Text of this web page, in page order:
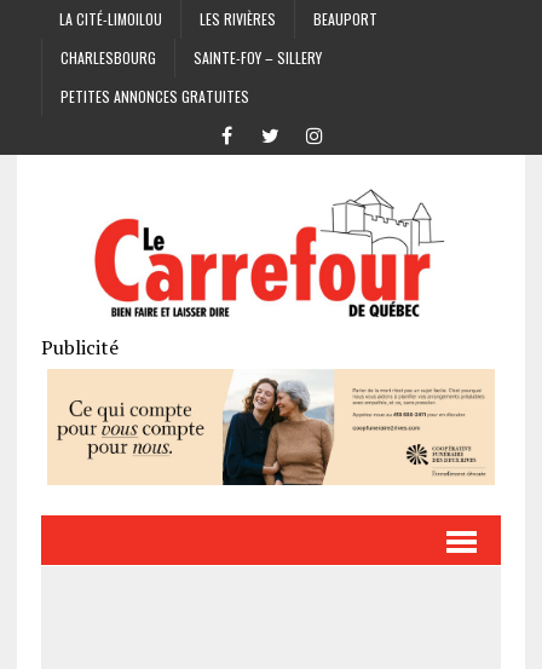
LA CITÉ-LIMOILOU LES RIVIÈRES
BEAUPORT
CHARLESBOURG
SAINTE-FOY – SILLERY
PETITES ANNONCES GRATUITES
Publicité